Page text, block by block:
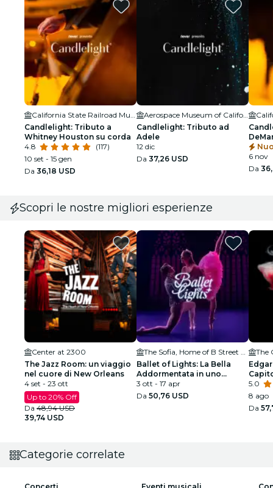
California State Railroad Museum
Candlelight: Tributo a
Whitney Houston su corda
4.8
(117)
10 set - 15 gen
Da 36,18 USD
Aerospace Museum of California
Candlelight: Tributo ad
Adele
12 dic
Da 37,26 USD
6 nov
Da
Scopri le nostre migliori esperienze
Center at 2300
The Jazz Room: un viaggio
nel cuore di New Orleans
4 set - 23 ott
Up to 20% Off
Da 48,94 USD
39,74 USD
The Sofia, Home of B Street Theatre
Ballet of Lights: La Bella
Addormentata in uno
spettacolo scintillante
3 ott - 17 apr
Da 50,76 USD
The
CA
5.0
8 ago
Da
Categorie correlate